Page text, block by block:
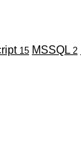
15 MSSQL 2